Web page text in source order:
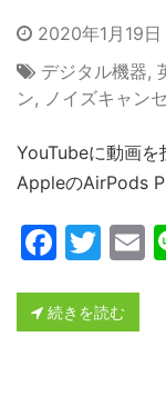
2020年1月19日
デジタル機器,
ン, ノイズキャン
YouTubeに動画
AppleのAirPods
続きを読む